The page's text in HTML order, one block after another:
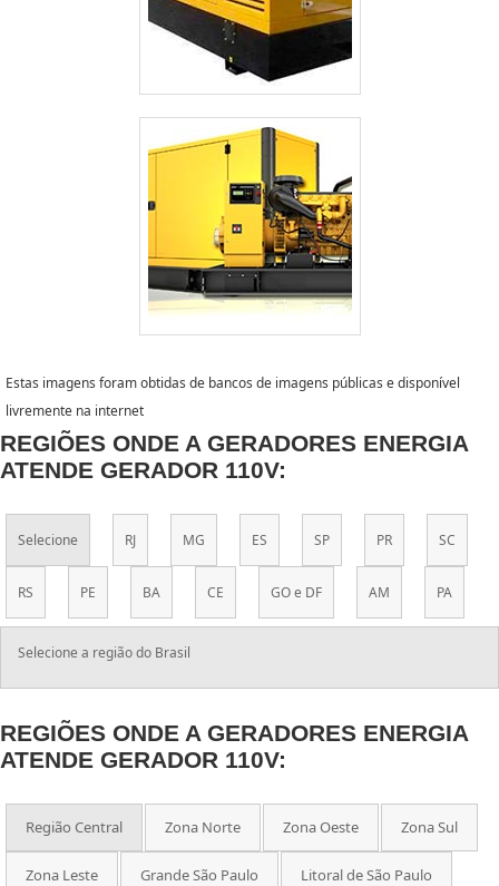
Estas imagens foram obtidas de bancos de imagens públicas e disponível
livremente na internet
REGIÕES ONDE A GERADORES ENERGIA
ATENDE GERADOR 110V:
Selecione RJ MG ES SP PR SC
RS PE BA CE GO e DF AM PA
Selecione a região do Brasil
REGIÕES ONDE A GERADORES ENERGIA
ATENDE GERADOR 110V:
Região Central Zona Norte Zona Oeste Zona Sul
Zona Leste Grande São Paulo Litoral de São Paulo